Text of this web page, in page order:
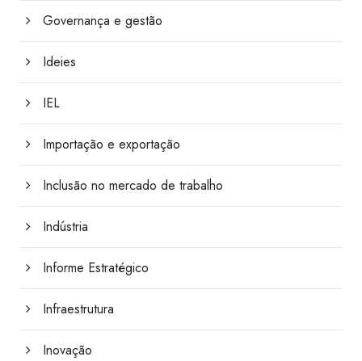
Governança e gestão
Ideies
IEL
Importação e exportação
Inclusão no mercado de trabalho
Indústria
Informe Estratégico
Infraestrutura
Inovação